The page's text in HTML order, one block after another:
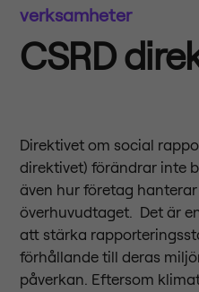
verksamheter
CSRD
Direktivet om social
direktivet) förändrar inte
även hur företag
överhuvudtaget. Det är
att stärka
förhållande till deras
påverkan. Eftersom